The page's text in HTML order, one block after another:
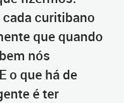
cada curitibano
que quando
nós
o que há de
é ter